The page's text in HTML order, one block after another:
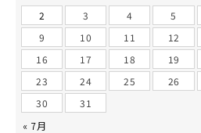
2
3 4 5
9
10 11 12
16
17 18 19
23
24 25 26
30
31
« 7月